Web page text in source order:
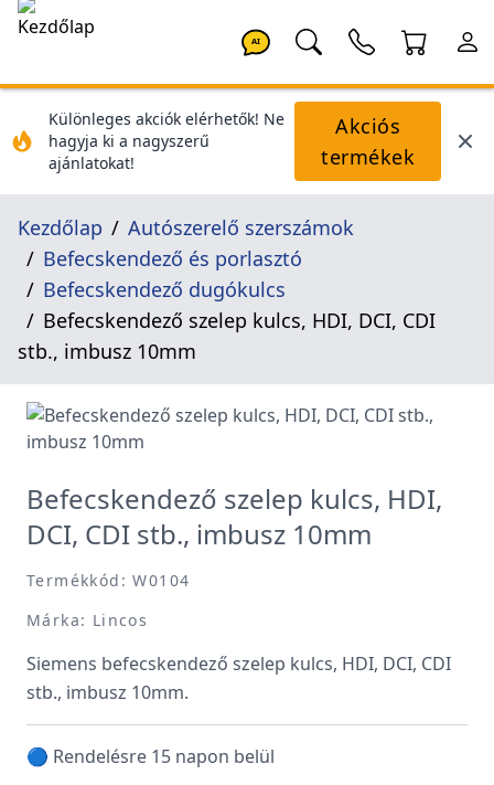
AI
Különleges akciók elérhetők! Ne
hagyja ki a nagyszerű
ajánlatokat!
Akciós
termékek
Kezdőlap
Autószerelő szerszámok
Befecskendező és porlasztó
Befecskendező dugókulcs
Befecskendező szelep kulcs, HDI, DCI, CDI
stb., imbusz 10mm
Befecskendező szelep kulcs, HDI,
DCI, CDI stb., imbusz 10mm
Termékkód: W0104
Márka: Lincos
Siemens befecskendező szelep kulcs, HDI, DCI, CDI
stb., imbusz 10mm.
🔵 Rendelésre 15 napon belül